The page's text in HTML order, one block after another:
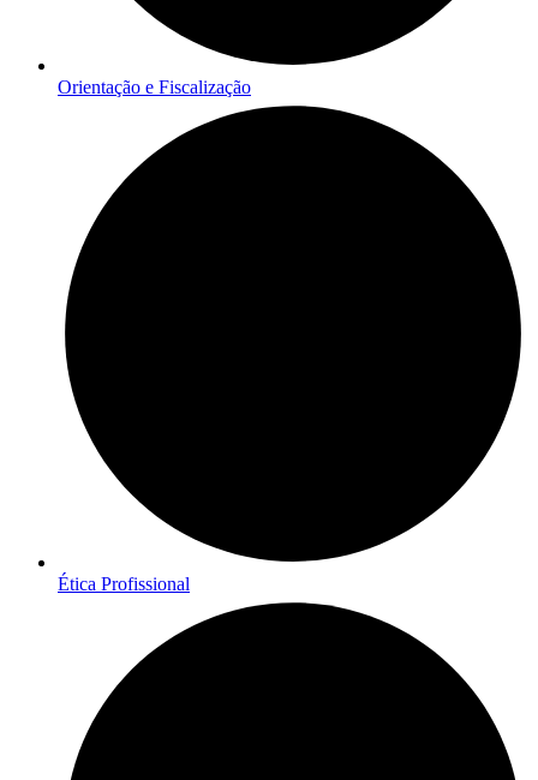
Orientação e Fiscalização
Ética Profissional